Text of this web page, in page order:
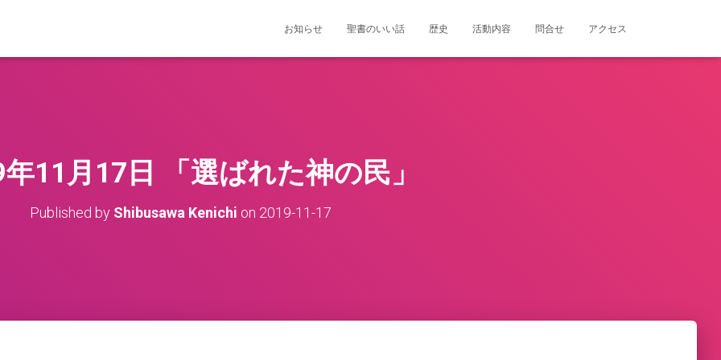
お知らせ 聖書のいい話 歴史 活動内容 問合せ アクセス
11月17日 「選ばれた神の民」
Published by Shibusawa Kenichi on 2019-11-17